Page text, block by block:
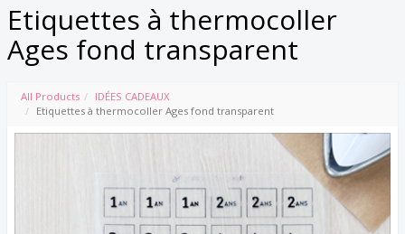
Etiquettes à thermocoller
Ages fond transparent
All Products
IDÉES CADEAUX
Etiquettes à thermocoller Ages fond transparent